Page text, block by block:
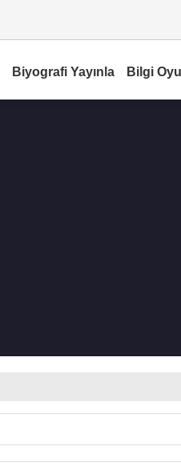
Biyografi Yayınla Bilgi